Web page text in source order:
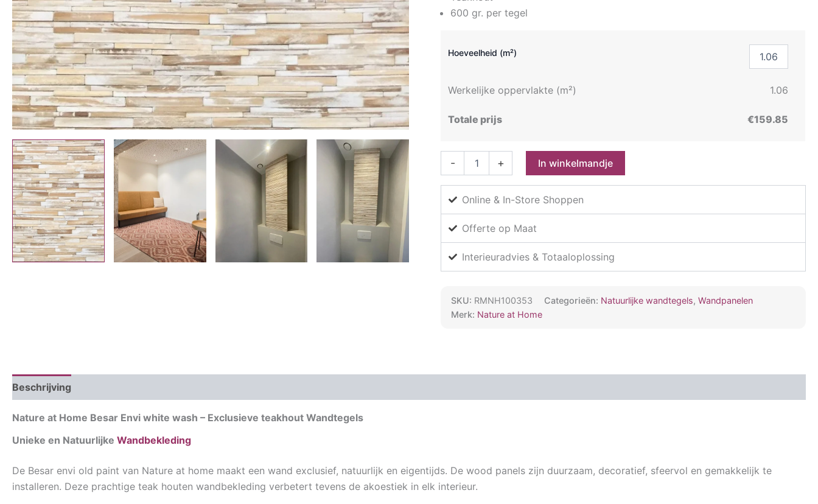
600 gr. per tegel
Hoeveelheid (m²)
Werkelijke oppervlakte (m²) 1.06
Totale prijs €159.85
-
Envi
white
wash
aantal
+ In winkelmandje
Online & In-Store Shoppen
Offerte op Maat
Interieuradvies & Totaaloplossing
SKU: RMNH100353 Categorieën: Natuurlijke wandtegels,Wandpanelen
Merk: Nature at Home
Beschrijving
Nature at Home Besar Envi white wash – Exclusieve teakhout Wandtegels
Unieke en Natuurlijke Wandbekleding
De Besar envi old paint van Nature at home maakt een wand exclusief, natuurlijk en eigentijds. De wood panels zijn duurzaam, decoratief, sfeervol en gemakkelijk te
installeren. Deze prachtige teak houten wandbekleding verbetert tevens de akoestiek in elk interieur.